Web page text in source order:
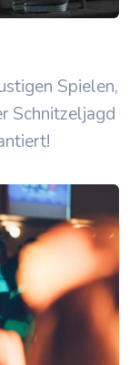
Spielen,
Schnitzeljagd